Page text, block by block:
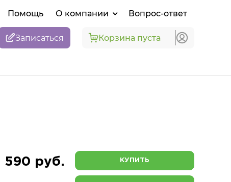
Помощь О компании Вопрос-ответ
Записаться Корзина пуста
590 руб. КУПИТЬ